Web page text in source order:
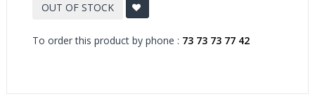
OUT OF STOCK
To order this product by phone : 73 73 73 77 42